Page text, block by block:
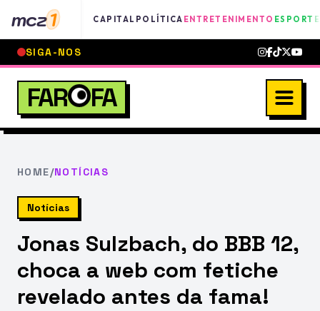
mcz1 CAPITAL POLÍTICA ENTRETENIMENTO
SIGA-NOS
FAR FA
HOME/NOTÍCIAS
Notícias
Jonas Sulzbach, do BBB 12,
choca a web com fetiche
revelado antes da fama!